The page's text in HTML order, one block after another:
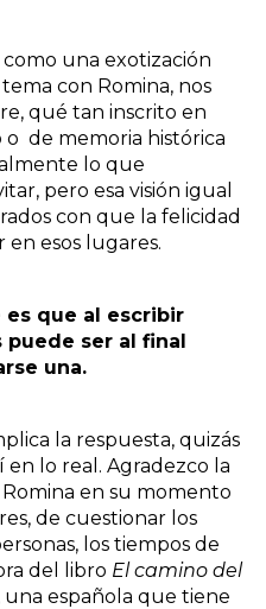
una exotización
con Romina, nos
qué tan inscrito en
de memoria histórica
lo que
pero esa visión igual
con que la felicidad
en esos lugares.
es que al escribir
puede ser al final
una.
la respuesta, quizás
en lo real. Agradezco la
en su momento
de cuestionar los
los tiempos de
del libro El camino del
una española que tiene